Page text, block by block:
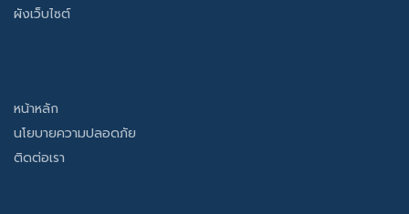
ผังเว็บไซต์
หน้าหลัก
นโยบายความปลอดภัย
ติดต่อเรา